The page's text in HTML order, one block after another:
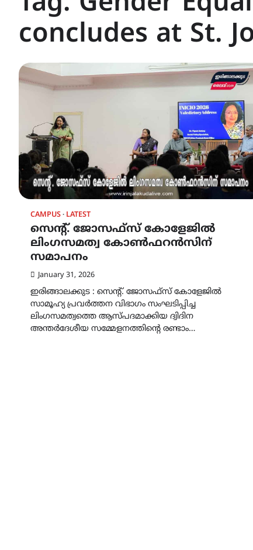
concludes at St.
CAMPUS LATEST
സെന്റ്. ജോസഫ്സ് കോളേജിൽ
ലിംഗസമത്വ കോൺഫറൻസിന്
സമാപനം
January 31, 2026
ഇരിങ്ങാലക്കുട : സെന്റ്. ജോസഫ്സ് കോളേജിൽ
സാമൂഹ്യ പ്രവർത്തന വിഭാഗം സംഘടിപ്പിച്ച
ലിംഗസമത്വത്തെ ആസ്പദമാക്കിയ ദ്വിദിന
അന്തർദേശീയ സമ്മേളനത്തിന്റെ രണ്ടാം…